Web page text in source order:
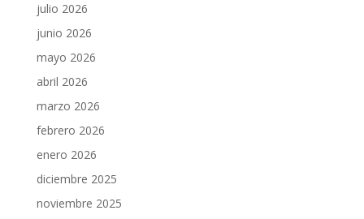
julio 2026
junio 2026
mayo 2026
abril 2026
marzo 2026
febrero 2026
enero 2026
diciembre 2025
noviembre 2025